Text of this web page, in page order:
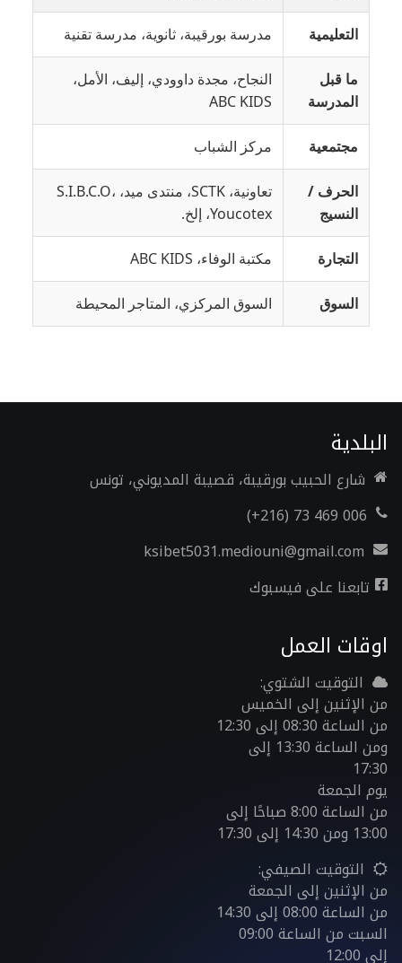
التعليمية مدرسة بورقيبة، ثانوية، مدرسة تقنية
ما قبل
المدرسة
النجاح، مجدة داوودي، إليف، الأمل،
ABC KIDS
مجتمعية مركز الشباب
الحرف /
النسيج
تعاونية، SCTK، منتدى ميد، S.I.B.C.O،
Youcotex، إلخ.
التجارة مكتبة الوفاء، ABC KIDS
السوق السوق المركزي، المتاجر المحيطة
البلدية
شارع الحبيب بورقيبة، قصيبة المديوني، تونس
006 469 73 (216+)
ksibet5031.mediouni@gmail.com
تابعنا على فيسبوك
اوقات العمل
التوقيت الشتوي:
من الإثنين إلى الخميس
من الساعة 08:30 إلى 12:30
ومن الساعة 13:30 إلى
17:30
يوم الجمعة
من الساعة 8:00 صباحًا إلى
13:00 ومن 14:30 إلى 17:30
التوقيت الصيفي:
من الإثنين إلى الجمعة
من الساعة 08:00 إلى 14:30
السبت من الساعة 09:00
إلى 12:00